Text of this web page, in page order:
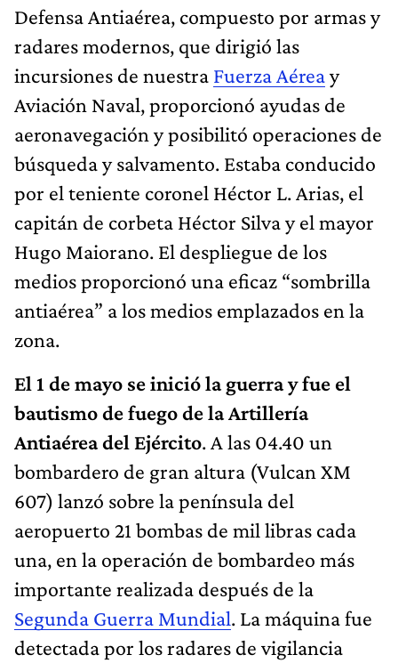
Defensa Antiaérea, compuesto por armas y
radares modernos, que dirigió las
incursiones de nuestra Fuerza Aéreay
Aviación Naval, proporcionó ayudas de
aeronavegación y posibilitó operaciones de
búsqueda y salvamento. Estaba conducido
por el teniente coronel Héctor L. Arias, el
capitán de corbeta Héctor Silva y el mayor
Hugo Maiorano. El despliegue de los
medios proporcionó una eficaz “sombrilla
antiaérea” a los medios emplazados en la
zona.
El 1 de mayo se inició la guerra y fue el
bautismo de fuego de la Artillería
Antiaérea del Ejército. A las 04.40 un
bombardero de gran altura (Vulcan XM
607) lanzó sobre la península del
aeropuerto 21 bombas de mil libras cada
una, en la operación de bombardeo más
importante realizada después de la
Segunda Guerra Mundial. La máquina fue
detectada por los radares de vigilancia